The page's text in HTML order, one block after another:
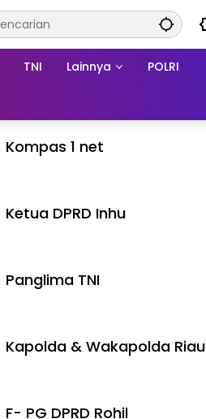
TNI Lainnya POLRI
Kompas 1 net
Ketua DPRD Inhu
Panglima TNI
Kapolda & Wakapolda Riau
F- PG DPRD Rohil